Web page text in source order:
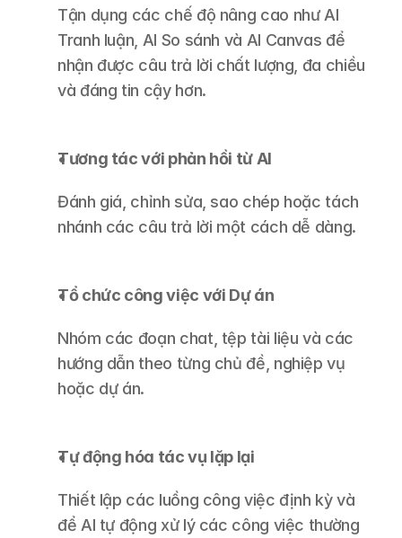
Tận dụng các chế độ nâng cao như AI
Tranh luận, AI So sánh và AI Canvas để
nhận được câu trả lời chất lượng, đa chiều
và đáng tin cậy hơn.
Tương tác với phản hồi từ AI
Đánh giá, chỉnh sửa, sao chép hoặc tách
nhánh các câu trả lời một cách dễ dàng.
Tổ chức công việc với Dự án
Nhóm các đoạn chat, tệp tài liệu và các
hướng dẫn theo từng chủ đề, nghiệp vụ
hoặc dự án.
Tự động hóa tác vụ lặp lại
Thiết lập các luồng công việc định kỳ và
để AI tự động xử lý các công việc thường